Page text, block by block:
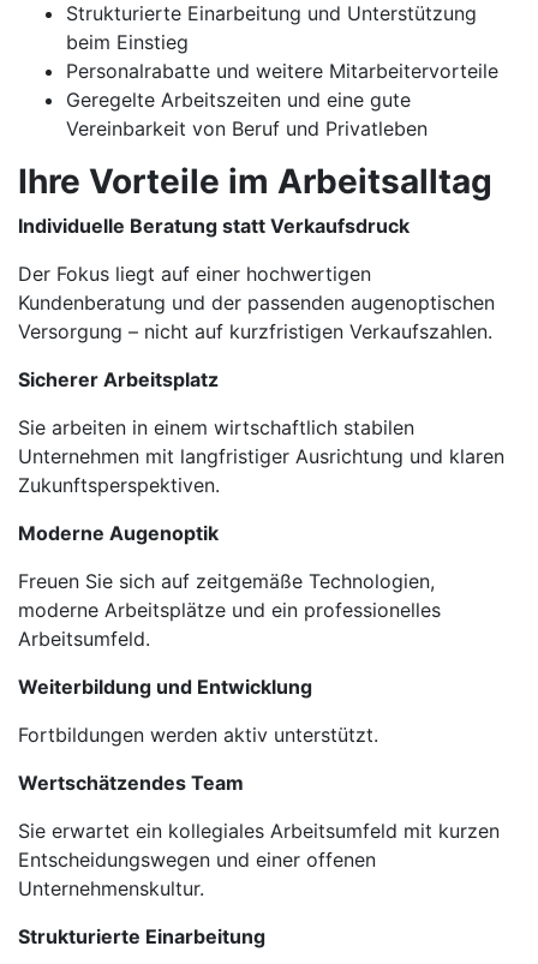
Strukturierte Einarbeitung und Unterstützung
beim Einstieg
Personalrabatte und weitere Mitarbeitervorteile
Geregelte Arbeitszeiten und eine gute
Vereinbarkeit von Beruf und Privatleben
Ihre Vorteile im Arbeitsalltag
Individuelle Beratung statt Verkaufsdruck
Der Fokus liegt auf einer hochwertigen
Kundenberatung und der passenden augenoptischen
Versorgung – nicht auf kurzfristigen Verkaufszahlen.
Sicherer Arbeitsplatz
Sie arbeiten in einem wirtschaftlich stabilen
Unternehmen mit langfristiger Ausrichtung und klaren
Zukunftsperspektiven.
Moderne Augenoptik
Freuen Sie sich auf zeitgemäße Technologien,
moderne Arbeitsplätze und ein professionelles
Arbeitsumfeld.
Weiterbildung und Entwicklung
Fortbildungen werden aktiv unterstützt.
Wertschätzendes Team
Sie erwartet ein kollegiales Arbeitsumfeld mit kurzen
Entscheidungswegen und einer offenen
Unternehmenskultur.
Strukturierte Einarbeitung